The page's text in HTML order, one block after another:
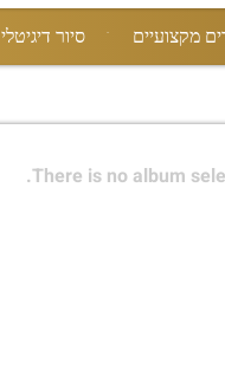
מקצועיים סיור דיגיטלי
There is no album